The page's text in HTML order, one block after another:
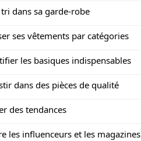
dans sa garde-robe
ses vêtements par catégories
les basiques indispensables
dans des pièces de qualité
des tendances
les influenceurs et les magazines